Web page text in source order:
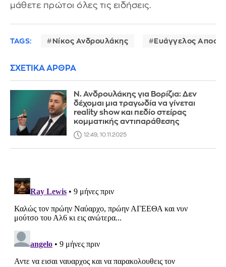
μάθετε πρώτοι όλες τις ειδήσεις.
TAGS: Νίκος Ανδρουλάκης Ευάγγελος
ΣΧΕΤΙΚΑ ΑΡΘΡΑ
Ν. Ανδρουλάκης για Βορίζια: Δεν
δέχομαι μια τραγωδία να γίνεται
reality show και πεδίο στείρας
κομματικής αντιπαράθεσης
12:49, 10.11.2025